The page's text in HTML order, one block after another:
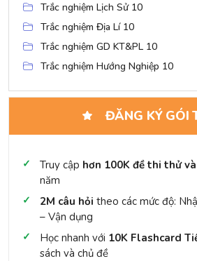
Trắc nghiệm Lịch Sử 10
Trắc nghiệm Địa Lí 10
Trắc nghiệm GD KT&PL 10
Trắc nghiệm Hướng Nghiệp 10
ĐĂNG KÝ GÓI
Truy cập hơn 100K đề thi thử
năm
2M câu hỏi theo các mức độ:
– Vận dụng
Học nhanh với 10K Flashcard
sách và chủ đề